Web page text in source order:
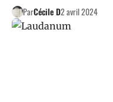
ParCécile D2 avril 2024